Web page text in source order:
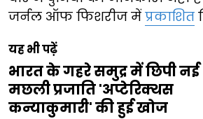
जर्नल ऑफ फिशरीज में प्रकाशित
यह भी पढ़ें
भारत के गहरे समुद्र में छिपी नई
मछली प्रजाति 'अप्टेरिक्थस
कन्याकुमारी' की हुई खोज